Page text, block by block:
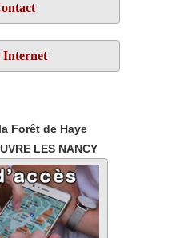
Internet
Forêt de Haye
LES NANCY